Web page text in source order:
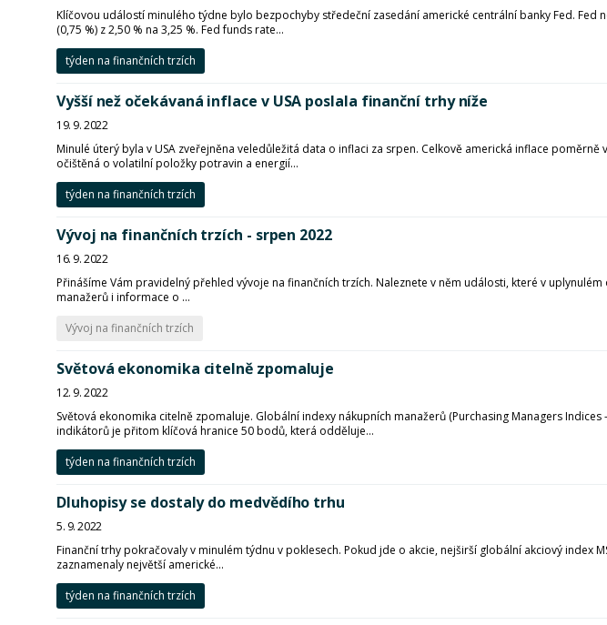
Klíčovou událostí minulého týdne bylo bezpochyby středeční zasedání americké centrální banky Fed.
(0,75 %) z 2,50 % na 3,25 %. Fed funds rate...
týden na finančních trzích
Vyšší než očekávaná inflace v USA poslala finanční trhy níže
19. 9. 2022
Minulé úterý byla v USA zveřejněna veledůležitá data o inflaci za srpen. Celkově americká inflace
očištěná o volatilní položky potravin a energií...
týden na finančních trzích
Vývoj na finančních trzích - srpen 2022
16. 9. 2022
Přinášíme Vám pravidelný přehled vývoje na finančních trzích. Naleznete v něm události, které v
manažerů i informace o ...
Vývoj na finančních trzích
Světová ekonomika citelně zpomaluje
12. 9. 2022
Světová ekonomika citelně zpomaluje. Globální indexy nákupních manažerů (Purchasing Managers
indikátorů je přitom klíčová hranice 50 bodů, která odděluje...
týden na finančních trzích
Dluhopisy se dostaly do medvědího trhu
5. 9. 2022
Finanční trhy pokračovaly v minulém týdnu v poklesech. Pokud jde o akcie, nejširší globální akciový index
zaznamenaly největší americké...
týden na finančních trzích